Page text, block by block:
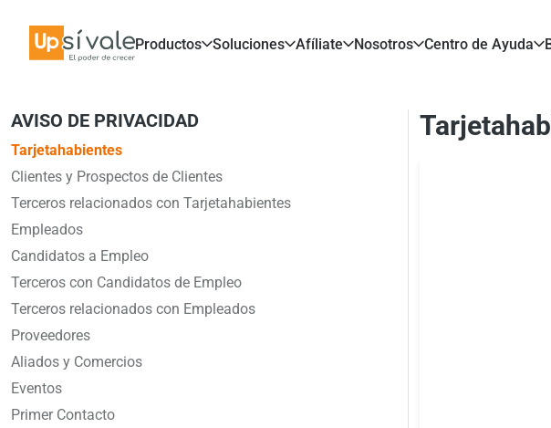
Productos Soluciones Afíliate Nosotros Centro de Ayuda
AVISO DE PRIVACIDAD
Tarjetahabientes
Clientes y Prospectos de Clientes
Terceros relacionados con Tarjetahabientes
Empleados
Candidatos a Empleo
Terceros con Candidatos de Empleo
Terceros relacionados con Empleados
Proveedores
Aliados y Comercios
Eventos
Primer Contacto